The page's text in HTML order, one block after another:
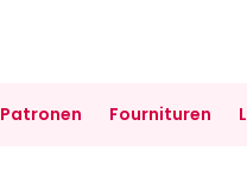
Patronen Fournituren